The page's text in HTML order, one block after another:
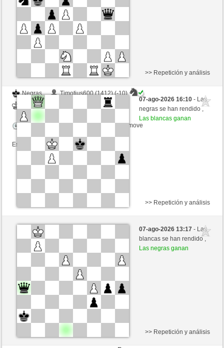
Esta partida es por puntos
Negras
Timotius600 (1412) (-10)
Blancas
jt778 (1549) (+10)
Tiempo: 15 minutes/side + 20 seconds/move
Esta partida es por puntos
>> Repetición y análisis
07-ago-2026 16:10- Las
negras se han rendido ,
Las blancas ganan
Negras
Mm2026 (1441) (-12)
Blancas
Tiempo: 15 minutes/side + 10 seconds/move
Esta partida es por puntos
>> Repetición y análisis
07-ago-2026 13:17- Las
blancas se han rendido ,
Las negras ganan
>> Repetición y análisis